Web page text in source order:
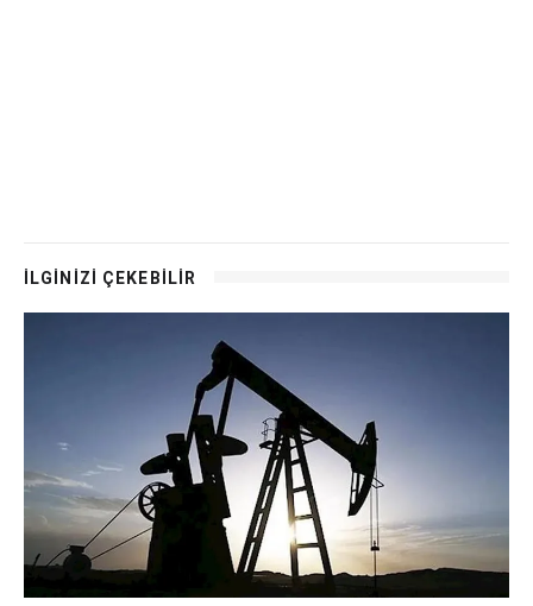
İLGİNİZİ ÇEKEBİLİR